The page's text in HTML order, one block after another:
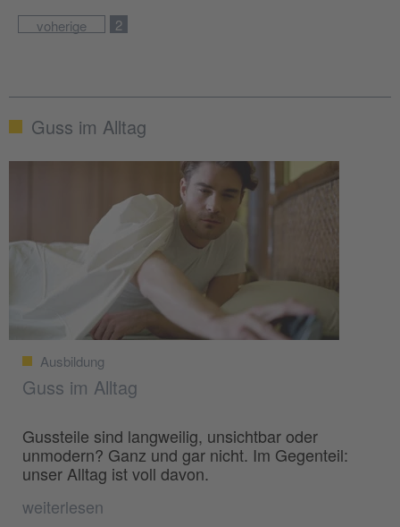
voherige 2
Guss im Alltag
Ausbildung
Guss im Alltag
Gussteile sind langweilig, unsichtbar oder
unmodern? Ganz und gar nicht. Im Gegenteil:
unser Alltag ist voll davon.
weiterlesen